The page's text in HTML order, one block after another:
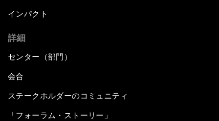
インパクト
詳細
センター（部門）
会合
ステークホルダーのコミュニティ
「フォーラム・ストーリー」